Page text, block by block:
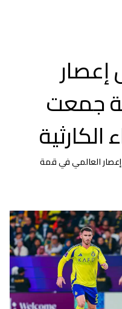
إعصار
جمعت
الكارثية
إعصار العالمي في قمة